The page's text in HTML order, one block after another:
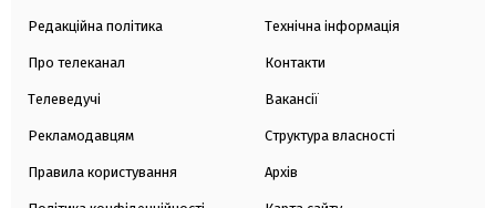
Редакційна політика
Про телеканал
Телеведучі
Рекламодавцям
Правила користування
Технічна інформація
Контакти
Вакансії
Структура власності
Архів